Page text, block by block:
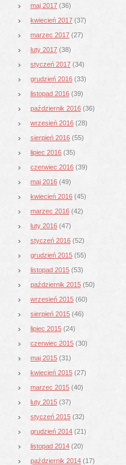
maj 2017 (36)
kwiecień 2017 (37)
marzec 2017 (27)
luty 2017 (38)
styczeń 2017 (34)
grudzień 2016 (33)
listopad 2016 (39)
październik 2016 (36)
wrzesień 2016 (28)
sierpień 2016 (55)
lipiec 2016 (35)
czerwiec 2016 (39)
maj 2016 (49)
kwiecień 2016 (45)
marzec 2016 (42)
luty 2016 (47)
styczeń 2016 (52)
grudzień 2015 (55)
listopad 2015 (53)
październik 2015 (50)
wrzesień 2015 (60)
sierpień 2015 (46)
lipiec 2015 (24)
czerwiec 2015 (30)
maj 2015 (31)
kwiecień 2015 (27)
marzec 2015 (40)
luty 2015 (37)
styczeń 2015 (32)
grudzień 2014 (21)
listopad 2014 (20)
październik 2014 (17)